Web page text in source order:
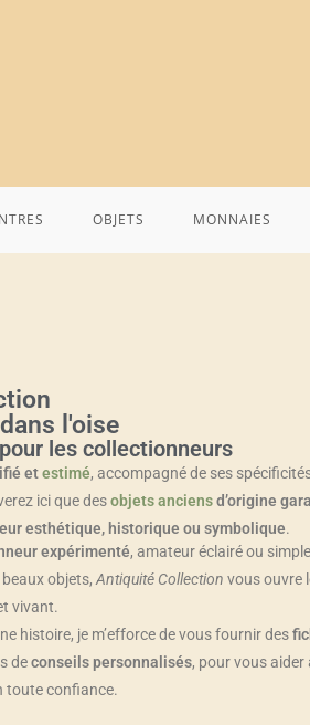
OBJETS MONNAIES
l'oise
les collectionneurs
etestimé, accompagné de ses
ici que desobjets anciensd’origine
esthétique, historique ou symbolique.
expérimenté, amateur éclairé ou
objets, Antiquité Collection vous ouvre
vivant.
histoire, je m’efforce de vous fournir des
deconseils personnalisés, pour vous aider
toute confiance.